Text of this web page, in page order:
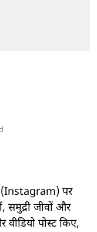
(Instagram) पर
जीवों और
वीडियो पोस्ट किए,